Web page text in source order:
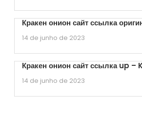
Кракен онион сайт ссылка
14 de junho de 2023
Кракен онион сайт ссылка up –
14 de junho de 2023